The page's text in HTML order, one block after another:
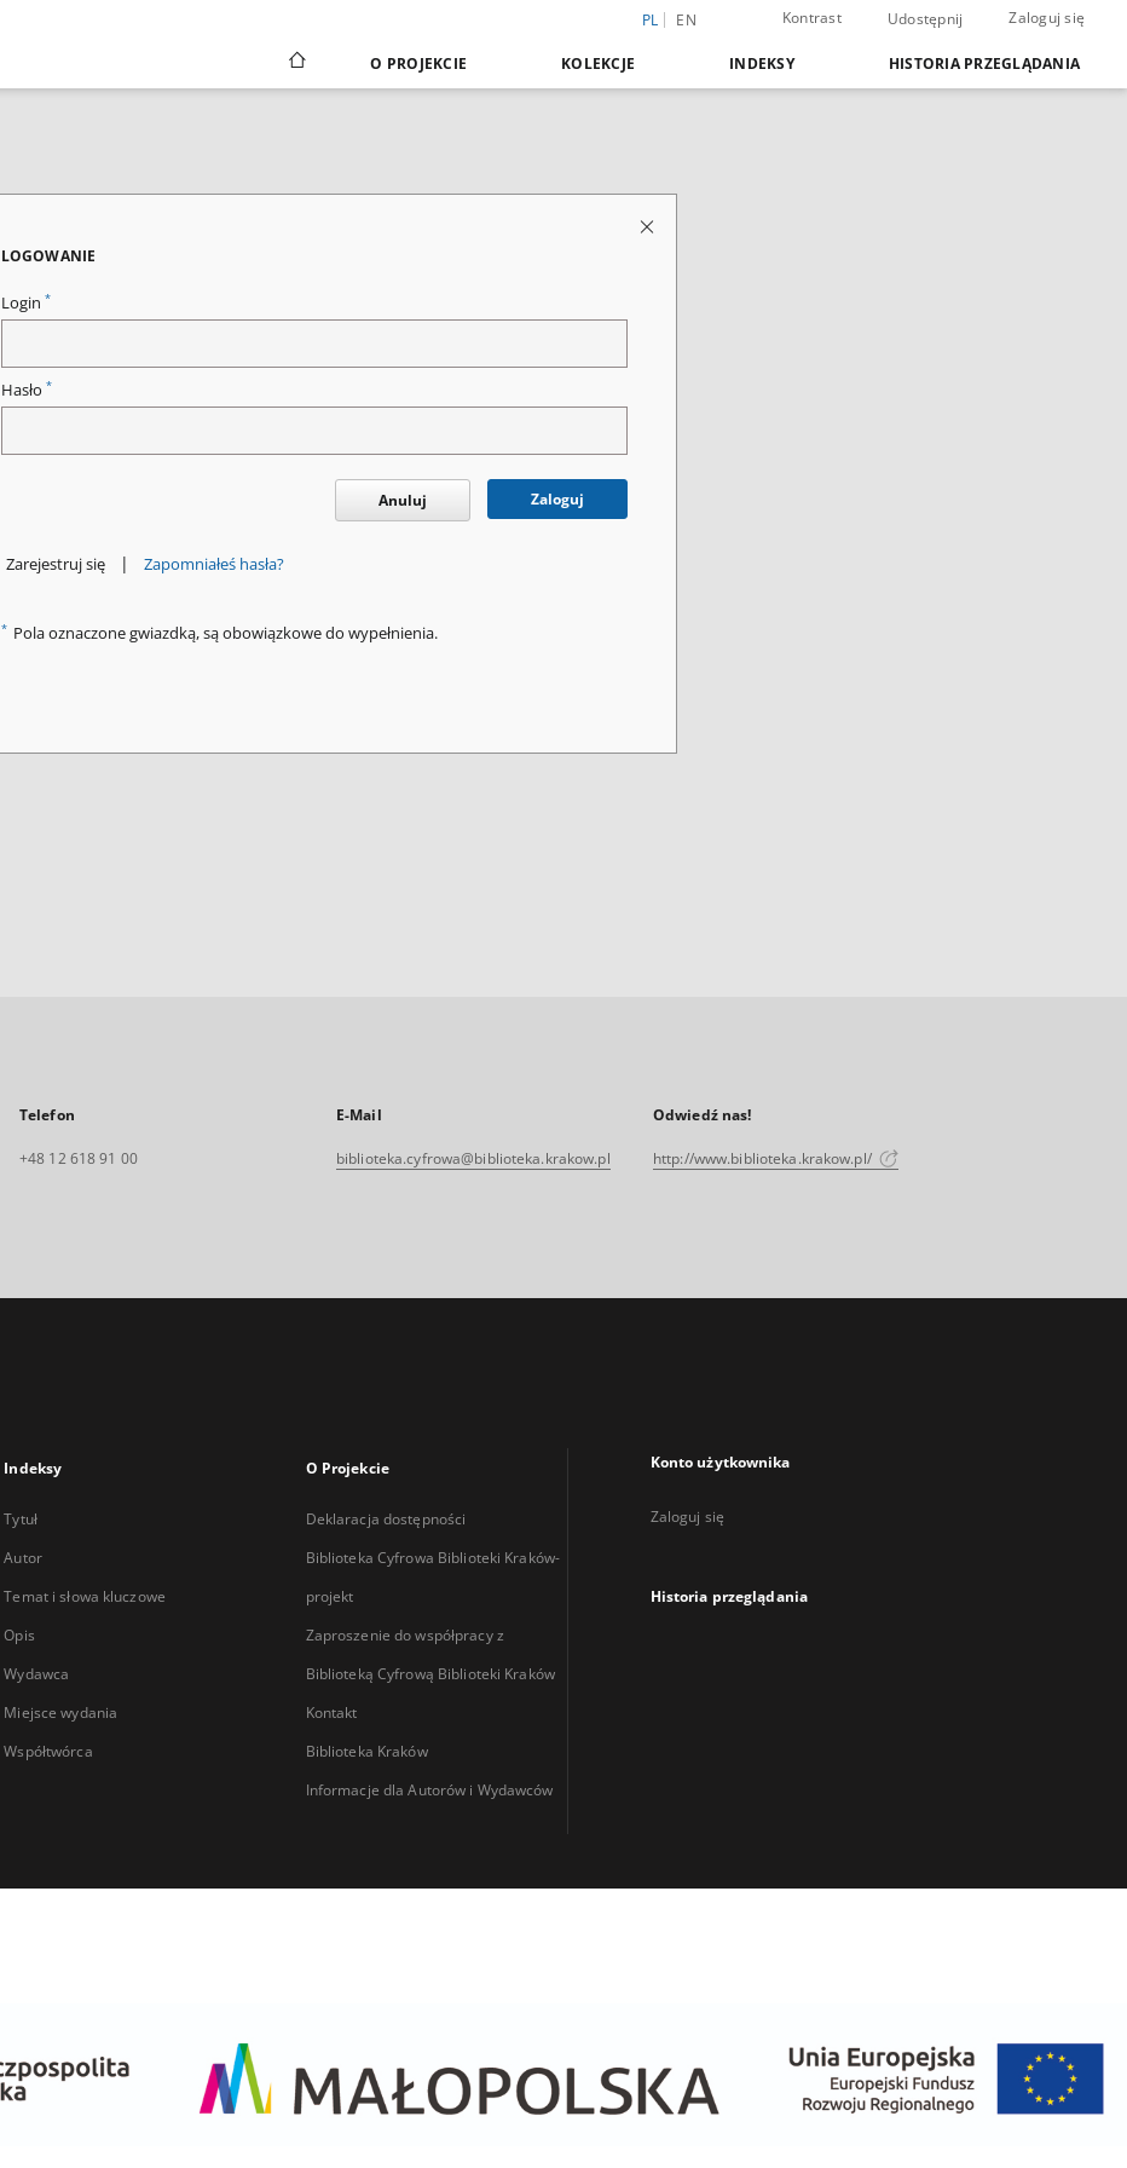
PL EN Kontrast Udostępnij Zaloguj się
O PROJEKCIE KOLEKCJE INDEKSY HISTORIA PRZEGLĄDANIA
LOGOWANIE
Login *
Hasło *
Anuluj Zaloguj
Zarejestruj się | Zapomniałeś hasła?
* Pola oznaczone gwiazdką, są obowiązkowe do wypełnienia.
Telefon
+48 12 618 91 00
E-Mail
biblioteka.cyfrowa@biblioteka.krakow.pl
Odwiedź nas!
http://www.biblioteka.krakow.pl/
Indeksy
Tytuł
Autor
Temat i słowa kluczowe
Opis
Wydawca
Miejsce wydania
Współtwórca
O Projekcie
Deklaracja dostępności
Biblioteka Cyfrowa Biblioteki Kraków-
projekt
Zaproszenie do współpracy z
Biblioteką Cyfrową Biblioteki Kraków
Kontakt
Biblioteka Kraków
Informacje dla Autorów i Wydawców
Konto użytkownika
Zaloguj się
Historia przeglądania